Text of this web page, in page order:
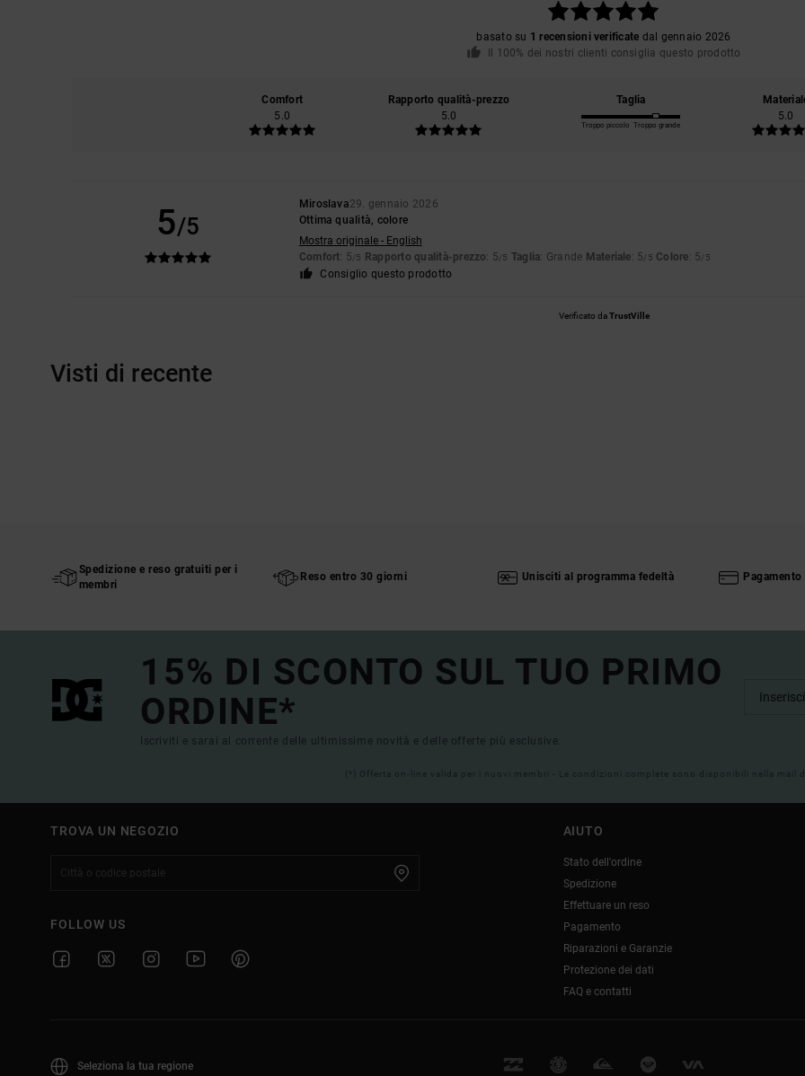
basato su 1 recensioni verificate dal gennaio 2026
Il 100% dei nostri clienti consiglia questo prodotto
Comfort
5.0
Rapporto qualità-prezzo
5.0
Taglia
Troppo piccolo Troppo grande
5.0
5/5
Miroslava29. gennaio 2026
Ottima qualità, colore
Mostra originale - English
Comfort: 5/5 Rapporto qualità-prezzo: 5/5 Taglia: Grande Materiale: 5/5 Colore: 5/5
Consiglio questo prodotto
Verificato daTrustVille
Visti di recente
Spedizione e reso gratuiti per i
membri
Reso entro 30 giorni Unisciti al programma fedeltà
15% DI SCONTO SUL TUO PRIMO
ORDINE*
Iscriviti e sarai al corrente delle ultimissime novità e delle offerte più esclusive.
(*) Offerta on-line valida per i nuovi membri - Le condizioni complete sono disponibili nella mail
TROVA UN NEGOZIO
FOLLOW US
AIUTO
Stato dell'ordine
Spedizione
Effettuare un reso
Pagamento
Riparazioni e Garanzie
Protezione dei dati
FAQ e contatti
Seleziona la tua regione